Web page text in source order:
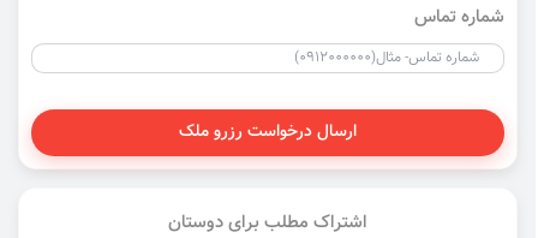
شماره تماس
ارسال درخواست رزرو ملک
اشتراک مطلب برای دوستان